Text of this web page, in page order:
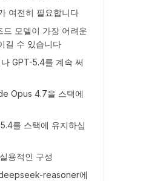
여전히 필요합니다
드 모델이 가장 어려운
길 수 있습니다
GPT-5.4를 계속 써
Opus 4.7을 스택에
를 스택에 유지하십
용적인 구성
reasoner에